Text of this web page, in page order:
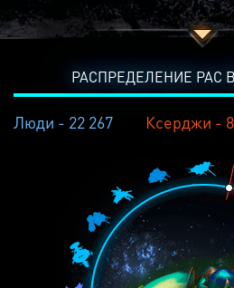
РАСПРЕДЕЛЕНИЕ РАС
Люди - 22 267 Ксерджи -